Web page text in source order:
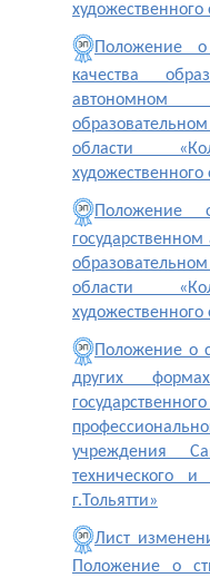
художественного
Положение о
качества
области
художественного
Положение
области
художественного
Положение о
других
учреждения
технического и
г.Тольятти»
Лист
Положение о